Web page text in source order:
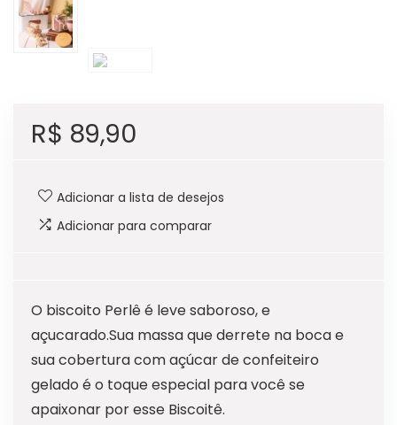
R$ 89,90
Adicionar a lista de desejos
Adicionar para comparar
O biscoito Perlê é leve saboroso, e
açucarado.Sua massa que derrete na boca e
sua cobertura com açúcar de confeiteiro
gelado é o toque especial para você se
apaixonar por esse Biscoitê.